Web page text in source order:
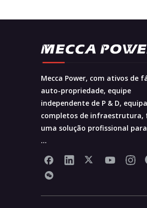
Mecca Power, com ativos de
auto-propriedade, equipe
independente de P & D,
completos de infraestrutura,
uma solução profissional
...